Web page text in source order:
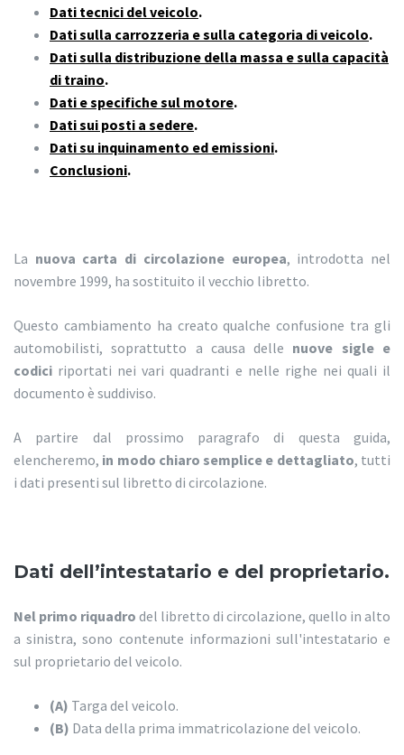
Dati tecnici del veicolo.
Dati sulla carrozzeria e sulla categoria di veicolo.
Dati sulla distribuzione della massa e sulla capacità
di traino.
Dati e specifiche sul motore.
Dati sui posti a sedere.
Dati su inquinamento ed emissioni.
Conclusioni.
La nuova carta di circolazione europea, introdotta nel
novembre 1999, ha sostituito il vecchio libretto.
Questo cambiamento ha creato qualche confusione tra gli
automobilisti, soprattutto a causa delle nuove sigle e
codici riportati nei vari quadranti e nelle righe nei quali il
documento è suddiviso.
A partire dal prossimo paragrafo di questa guida,
elencheremo, in modo chiaro semplice e dettagliato, tutti
i dati presenti sul libretto di circolazione.
Dati dell’intestatario e del proprietario.
Nel primo riquadro del libretto di circolazione, quello in alto
a sinistra, sono contenute informazioni sull'intestatario e
sul proprietario del veicolo.
(A) Targa del veicolo.
(B) Data della prima immatricolazione del veicolo.